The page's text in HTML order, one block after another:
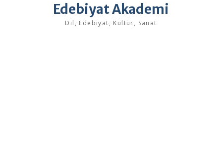
Edebiyat Akademi
Dil, Edebiyat, Kültür, Sanat